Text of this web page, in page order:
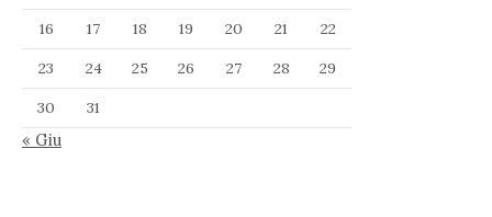
16
17 18 19 20 21
22
23
24 25 26 27 28
29
30
31
« Giu